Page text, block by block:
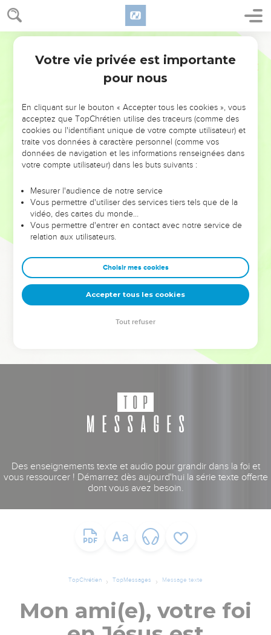
NE MANQUEZ PAS L’ÉVÉNEMENT
DE L’ANNÉE !
ET SI LEURS ERREURS POUVAIENT VOUS ÉVITER LES
VOTRES ?
leur foi ou leur vision. Mais on voit moins les doutes, les erreurs
et les saisons difficiles qu'ils ont traversés, alors même que ce
sont elles qui les ont façonnés.
Dans cette conférence, leaders, entrepreneurs, et responsables
clés pour avancer avec plus de sagesse afin que leurs erreurs
deviennent vos tremplins. Que vous guidiez un ministère, une
équipe, un groupe ou une famille, leur expérience est faite
pour vous.
Des enseignements texte et audio pour grandir dans la foi et
vous ressourcer ! Démarrez dès aujourd'hui la série texte offerte
dont vous avez besoin.
TopChrétien TopMessages Message texte
Mon ami(e), votre foi
Votre vie privée est importante
pour nous
En cliquant sur le bouton « Accepter tous les cookies », vous
acceptez que TopChrétien utilise des traceurs (comme des
cookies ou l'identifiant unique de votre compte utilisateur) et
traite vos données à caractère personnel (comme vos
données de navigation et les informations renseignées dans
votre compte utilisateur) dans les buts suivants :
Mesurer l'audience de notre service
Vous permettre d'utiliser des services tiers tels que de la
vidéo, des cartes du monde…
Vous permettre d'entrer en contact avec notre service de
relation aux utilisateurs.
Choisir mes cookies
Accepter tous les cookies
Tout refuser